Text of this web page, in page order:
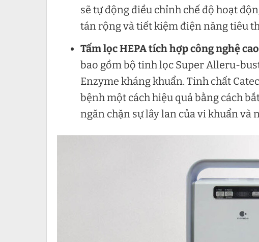
sẽ tự động điều chỉnh chế độ hoạt
tán rộng và tiết kiệm điện năng tiêu
Tấm lọc HEPA tích hợp công nghệ
bao gồm bộ tinh lọc Super Alleru-
Enzyme kháng khuẩn. Tinh chất
bệnh một cách hiệu quả bằng cách
ngăn chặn sự lây lan của vi khuẩn và